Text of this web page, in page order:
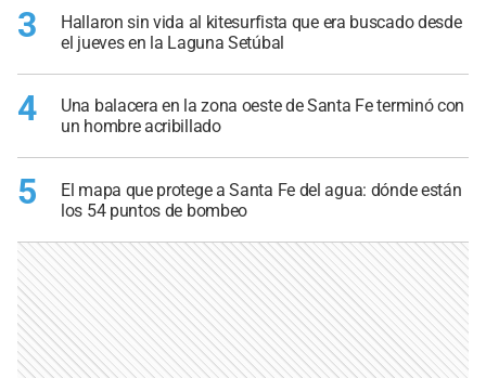
3
Hallaron sin vida al kitesurfista que era buscado desde
el jueves en la Laguna Setúbal
4
Una balacera en la zona oeste de Santa Fe terminó con
un hombre acribillado
5
El mapa que protege a Santa Fe del agua: dónde están
los 54 puntos de bombeo